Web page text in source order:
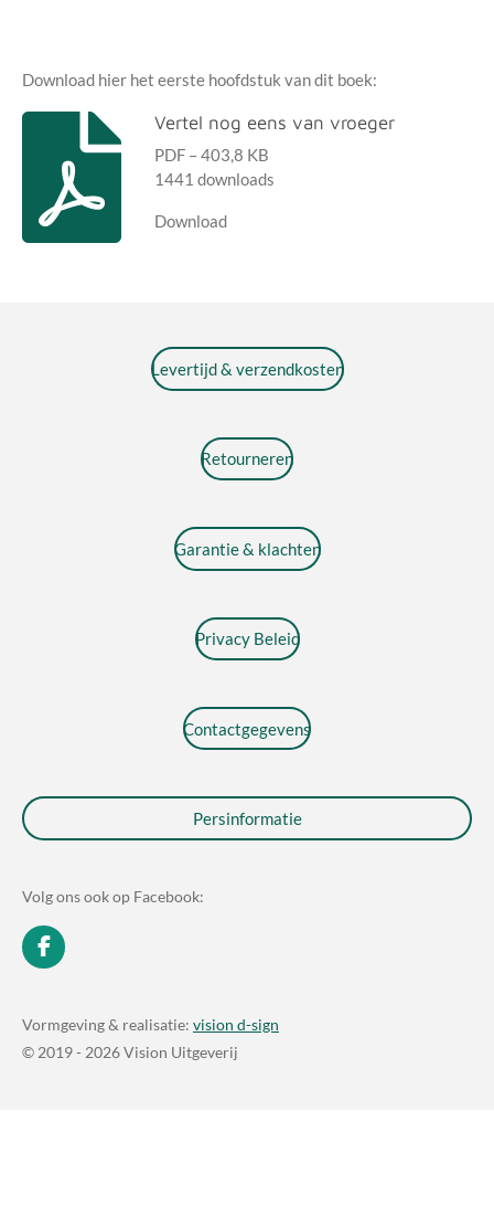
Download hier het eerste hoofdstuk van dit boek:
Vertel nog eens van vroeger
PDF – 403,8 KB
1441 downloads
Download
Levertijd & verzendkosten
Retourneren
Garantie & klachten
Privacy Beleid
Contactgegevens
Persinformatie
Volg ons ook op Facebook:
F
a
b
o
Vormgeving & realisatie: vision d-sign
© 2019 - 2026 Vision Uitgeverij